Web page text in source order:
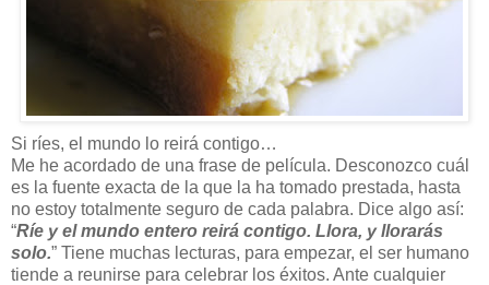
Si ríes, el mundo lo reirá contigo…
Me he acordado de una frase de película. Desconozco cuál
es la fuente exacta de la que la ha tomado prestada, hasta
no estoy totalmente seguro de cada palabra. Dice algo así:
“Ríe y el mundo entero reirá contigo. Llora, y llorarás
solo.” Tiene muchas lecturas, para empezar, el ser humano
tiende a reunirse para celebrar los éxitos. Ante cualquier